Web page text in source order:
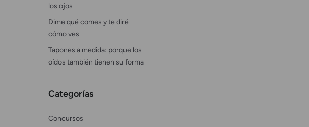
los ojos
Dime qué comes y te diré
cómo ves
Tapones a medida: porque los
oídos también tienen su forma
Categorías
Concursos